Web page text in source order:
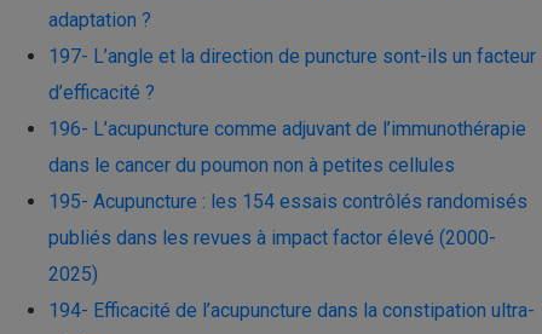
adaptation ?
197- L’angle et la direction de puncture sont-ils un facteur
d’efficacité ?
196- L’acupuncture comme adjuvant de l’immunothérapie
dans le cancer du poumon non à petites cellules
195- Acupuncture : les 154 essais contrôlés randomisés
publiés dans les revues à impact factor élevé (2000-
2025)
194- Efficacité de l’acupuncture dans la constipation ultra-